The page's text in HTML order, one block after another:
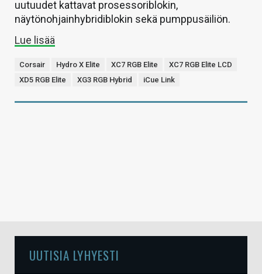
uutuudet kattavat prosessoriblokin,
näytönohjainhybridiblokin sekä pumppusäiliön.
Lue lisää
Corsair Hydro X Elite XC7 RGB Elite
XC7 RGB Elite LCD
XD5 RGB Elite
XG3 RGB Hybrid iCue Link
UUTISIA LYHYESTI